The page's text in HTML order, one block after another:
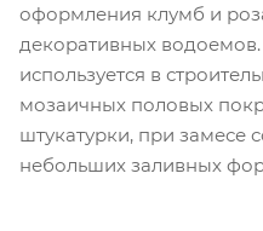
оформления клумб и
декоративных
используется в
мозаичных половых
штукатурки, при замесе
небольших заливных